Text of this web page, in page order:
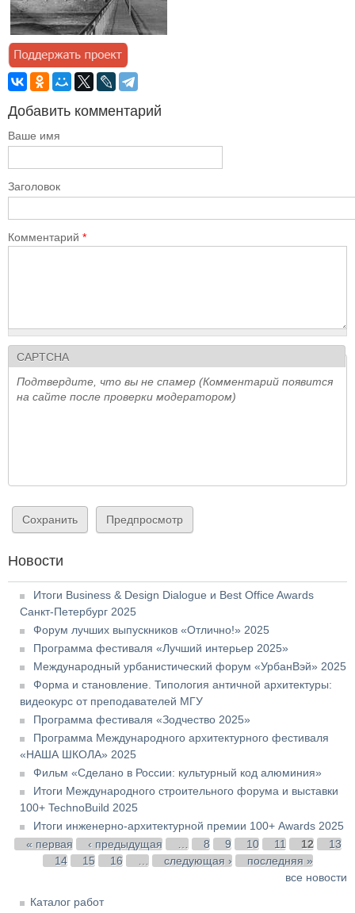
Добавить комментарий
Ваше имя
Заголовок
Комментарий *
CAPTCHA
Подтвердите, что вы не спамер (Комментарий появится
на сайте после проверки модератором)
Новости
Итоги Business & Design Dialogue и Best Office Awards
Санкт-Петербург 2025
Форум лучших выпускников «Отлично!» 2025
Программа фестиваля «Лучший интерьер 2025»
Международный урбанистический форум «УрбанВэй» 2025
Форма и становление. Типология античной архитектуры:
видеокурс от преподавателей МГУ
Программа фестиваля «Зодчество 2025»
Программа Международного архитектурного фестиваля
«НАША ШКОЛА» 2025
Фильм «Сделано в России: культурный код алюминия»
Итоги Международного строительного форума и выставки
100+ TechnoBuild 2025
Итоги инженерно-архитектурной премии 100+ Awards 2025
Страницы
« первая ‹ предыдущая … 8 9 10 11 12
13
14
15 16 … следующая ›
последняя »
все новости
Каталог работ